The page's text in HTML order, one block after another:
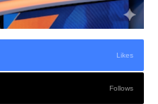
Likes
Follows